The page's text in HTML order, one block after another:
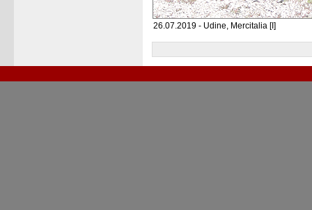
26.07.2019 - Udine, Mercitalia [I]